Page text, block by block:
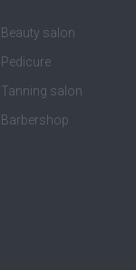
Beauty salon
Pedicure
Tanning salon
Barbershop